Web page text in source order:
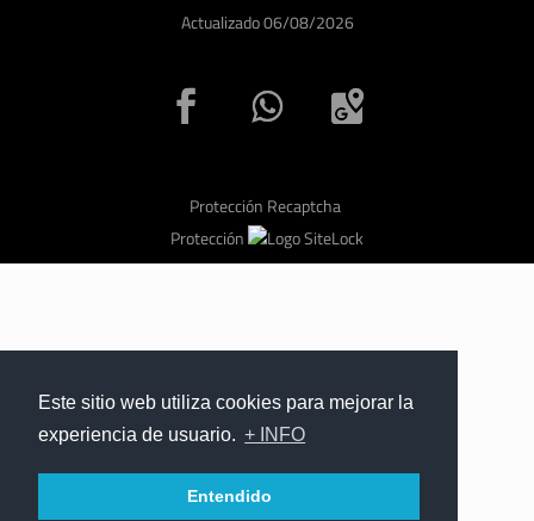
Este sitio web utiliza cookies para mejorar la
experiencia de usuario. + INFO
Entendido
Actualizado 06/08/2026
Protección Recaptcha
Protección